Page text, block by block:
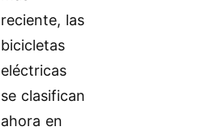
reciente, las
bicicletas
eléctricas
se clasifican
ahora en